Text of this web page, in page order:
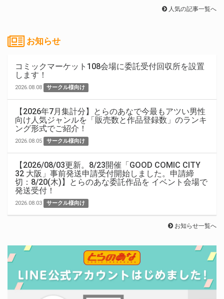
人気の記事一覧へ
お知らせ
コミックマーケット108会場に委託受付回収所を設置
します！
2026.08.08 サークル様向け
【2026年7月集計分】とらのあなで今最もアツい男性
向け人気ジャンルを「販売数と作品登録数」のランキ
ング形式でご紹介！
2026.08.05 サークル様向け
【2026/08/03更新。8/23開催「GOOD COMIC CITY
32 大阪」事前発送申請受付開始しました。申請締
切：8/20(木)】とらのあな委託作品を イベント会場で
発送受付！
2026.08.03 サークル様向け
お知らせ一覧へ